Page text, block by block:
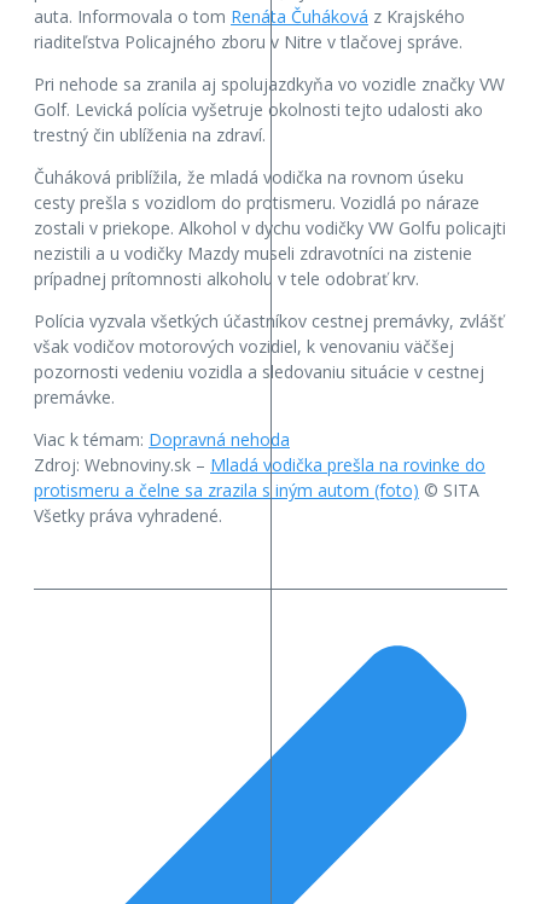
auta. Informovala o tom Renáta Čuháková z Krajského
riaditeľstva Policajného zboru v Nitre v tlačovej správe.
Pri nehode sa zranila aj spolujazdkyňa vo vozidle značky VW
Golf. Levická polícia vyšetruje okolnosti tejto udalosti ako
trestný čin ublíženia na zdraví.
Čuháková priblížila, že mladá vodička na rovnom úseku
cesty prešla s vozidlom do protismeru. Vozidlá po náraze
zostali v priekope. Alkohol v dychu vodičky VW Golfu policajti
nezistili a u vodičky Mazdy museli zdravotníci na zistenie
prípadnej prítomnosti alkoholu v tele odobrať krv.
Polícia vyzvala všetkých účastníkov cestnej premávky, zvlášť
však vodičov motorových vozidiel, k venovaniu väčšej
pozornosti vedeniu vozidla a sledovaniu situácie v cestnej
premávke.
Viac k témam: Dopravná nehoda
Zdroj: Webnoviny.sk – Mladá vodička prešla na rovinke do
protismeru a čelne sa zrazila s iným autom (foto) © SITA
Všetky práva vyhradené.